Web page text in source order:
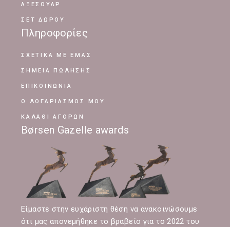
ΑΞΕΣΟΥΑΡ
ΣΕΤ ΔΩΡΟΥ
Πληροφορίες
ΣΧΕΤΙΚΆ ΜΕ ΕΜΆΣ
ΣΗΜΕΊΑ ΠΏΛΗΣΗΣ
ΕΠΙΚΟΙΝΩΝΊΑ
Ο ΛΟΓΑΡΙΑΣΜΌΣ ΜΟΥ
ΚΑΛΆΘΙ ΑΓΟΡΏΝ
Børsen Gazelle awards
Είμαστε στην ευχάριστη θέση να ανακοινώσουμε
ότι μας απονεμήθηκε το βραβείο για το 2022 του